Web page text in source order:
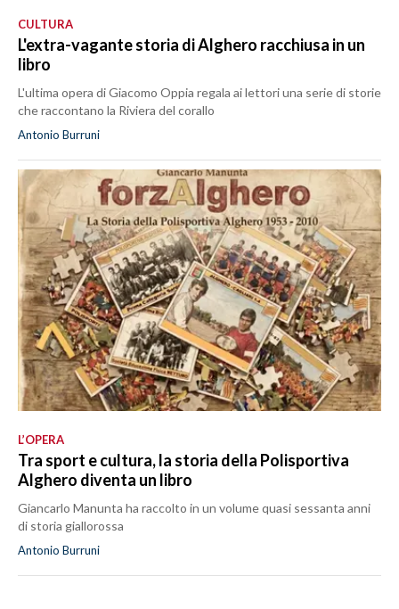
CULTURA
L'extra-vagante storia di Alghero racchiusa in un
libro
L'ultima opera di Giacomo Oppia regala ai lettori una serie di storie
che raccontano la Riviera del corallo
Antonio Burruni
L’OPERA
Tra sport e cultura, la storia della Polisportiva
Alghero diventa un libro
Giancarlo Manunta ha raccolto in un volume quasi sessanta anni
di storia giallorossa
Antonio Burruni